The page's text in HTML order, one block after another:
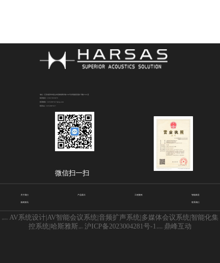
地址：江苏省苏州市昆山市花桥镇商详路708号光明捷座花园1号楼2501室
联系电话：15917835879
联系邮箱：3252087417@qq.com
联系QQ：3252087417
微信扫一扫
关于我们 产品展示 工程案例 智能家居
新闻资讯 联系我们
版权所有：
AV系统设计|AV智能会议系统|音频扩声系统|多媒体会议系统|智能化集
控系统|哈斯雅斯 备案号： 沪ICP备2023004281号-1 技术支持： 鼎峰互动